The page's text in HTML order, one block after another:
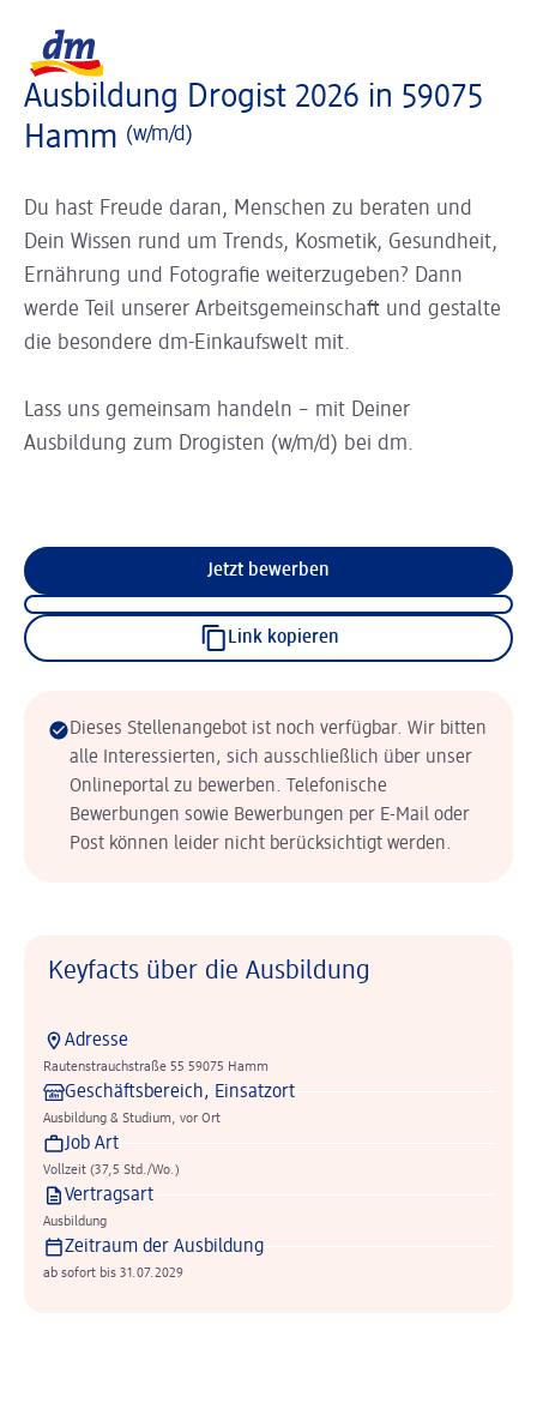
Ausbildung Drogist 2026 in 59075
Hamm (w/m/d)
Du hast Freude daran, Menschen zu beraten und
Dein Wissen rund um Trends, Kosmetik, Gesundheit,
Ernährung und Fotografie weiterzugeben? Dann
werde Teil unserer Arbeitsgemeinschaft und gestalte
die besondere dm-Einkaufswelt mit.
Lass uns gemeinsam handeln – mit Deiner
Ausbildung zum Drogisten (w/m/d) bei dm.
Jetzt bewerben
Link kopieren
Dieses Stellenangebot ist noch verfügbar. Wir bitten
alle Interessierten, sich ausschließlich über unser
Onlineportal zu bewerben. Telefonische
Bewerbungen sowie Bewerbungen per E-Mail oder
Post können leider nicht berücksichtigt werden.
Keyfacts über die Ausbildung
Adresse
Rautenstrauchstraße 55 59075 Hamm
Geschäftsbereich, Einsatzort
Ausbildung & Studium, vor Ort
Job Art
Vollzeit (37,5 Std./Wo.)
Vertragsart
Ausbildung
Zeitraum der Ausbildung
ab sofort bis 31.07.2029